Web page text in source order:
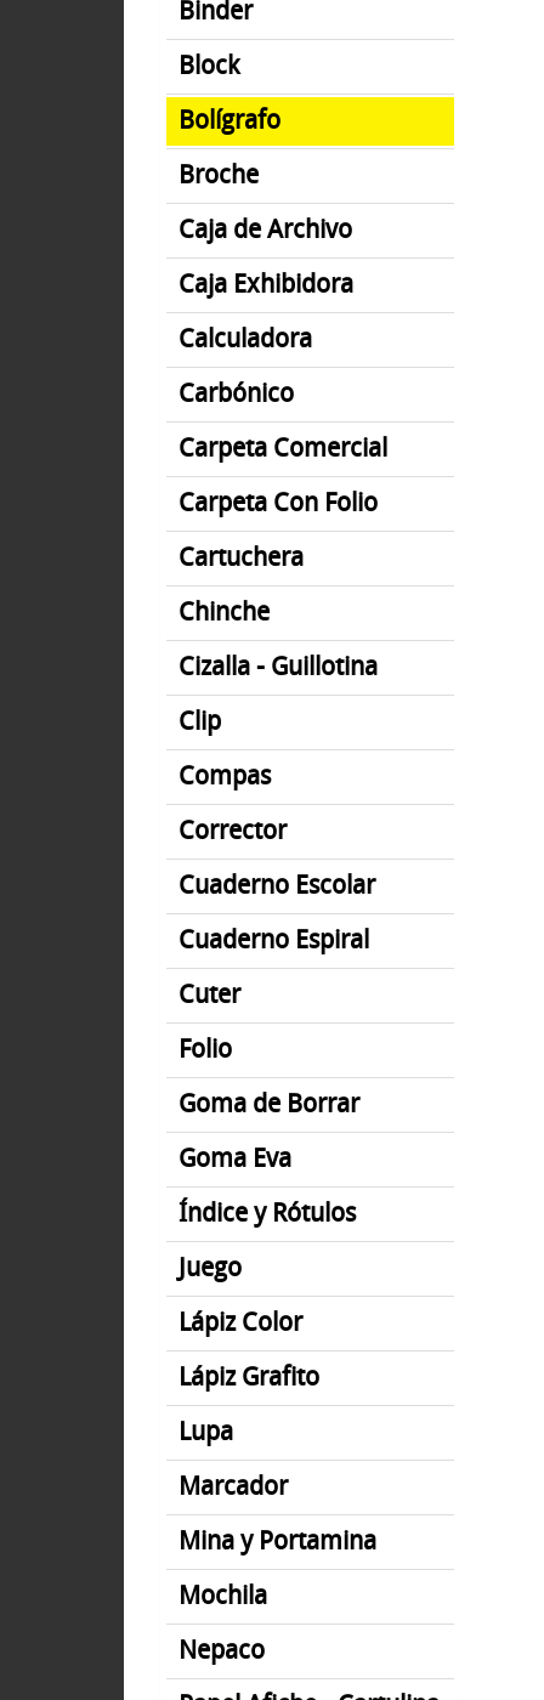
Binder
Block
Bolígrafo
Broche
Caja de Archivo
Caja Exhibidora
Calculadora
Carbónico
Carpeta Comercial
Carpeta Con Folio
Cartuchera
Chinche
Cizalla - Guillotina
Clip
Compas
Corrector
Cuaderno Escolar
Cuaderno Espiral
Cuter
Folio
Goma de Borrar
Goma Eva
Índice y Rótulos
Juego
Lápiz Color
Lápiz Grafito
Lupa
Marcador
Mina y Portamina
Mochila
Nepaco